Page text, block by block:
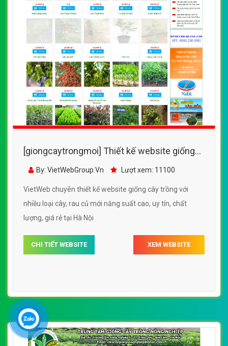
[giongcaytrongmoi] Thiết kế website giống
cây trồng với nhiều loại cây, rau củ mới năng
By: VietWebGroup.Vn Lượt xem: 11100
VietWeb chuyên thiết kế website giống cây trồng với
nhiều loại cây, rau củ mới năng suất cao, uy tín, chất
lượng, giá rẻ tại Hà Nội
CHI TIẾT WEBSITE XEM WEBSITE